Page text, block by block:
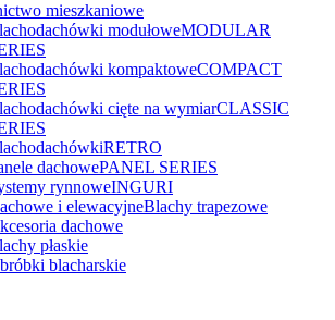
mieszkaniowe
modułoweMODULAR
kompaktoweCOMPACT
cięte na wymiarCLASSIC
RETRO
dachowePANEL SERIES
rynnoweINGURI
i elewacyjneBlachy trapezowe
dachowe
płaskie
blacharskie